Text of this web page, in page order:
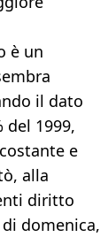
è un
il dato
del 1999,
e
alla
diritto
domenica,